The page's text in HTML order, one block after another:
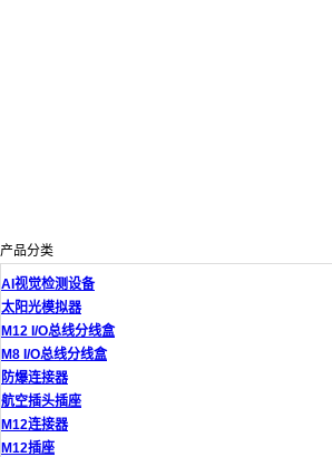
产品分类
AI视觉检测设备
太阳光模拟器
M12 I/O总线分线盒
M8 I/O总线分线盒
防爆连接器
航空插头插座
M12连接器
M12插座